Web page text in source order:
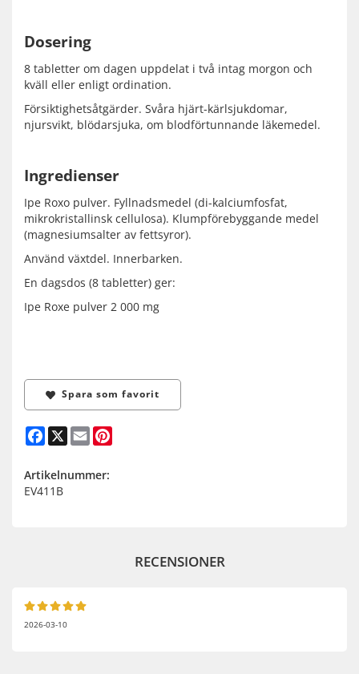
Dosering
8 tabletter om dagen uppdelat i två intag morgon och
kväll eller enligt ordination.
Försiktighetsåtgärder. Svåra hjärt-kärlsjukdomar,
njursvikt, blödarsjuka, om blodförtunnande läkemedel.
Ingredienser
Ipe Roxo pulver. Fyllnadsmedel (di-kalciumfosfat,
mikrokristallinsk cellulosa). Klumpförebyggande medel
(magnesiumsalter av fettsyror).
Använd växtdel. Innerbarken.
En dagsdos (8 tabletter) ger:
Ipe Roxe pulver 2 000 mg
Spara som favorit
Facebook
X Email
Artikelnummer:
EV411B
RECENSIONER
2026-03-10